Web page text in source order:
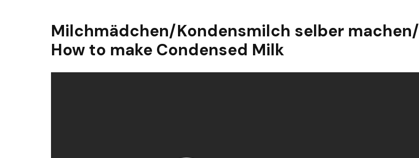
Milchmädchen/Kondensmilch selber machen/
How to make Condensed Milk